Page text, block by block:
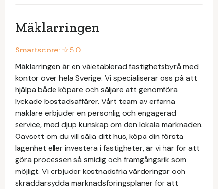
Mäklarringen
Smartscore: ☆5.0
Mäklarringen är en väletablerad fastighetsbyrå med
kontor över hela Sverige. Vi specialiserar oss på att
hjälpa både köpare och säljare att genomföra
lyckade bostadsaffärer. Vårt team av erfarna
mäklare erbjuder en personlig och engagerad
service, med djup kunskap om den lokala marknaden.
Oavsett om du vill sälja ditt hus, köpa din första
lägenhet eller investera i fastigheter, är vi här för att
göra processen så smidig och framgångsrik som
möjligt. Vi erbjuder kostnadsfria värderingar och
skräddarsydda marknadsföringsplaner för att